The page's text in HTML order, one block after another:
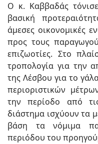
Ο κ. Καββαδάς
βασική
άμεσες οικονομικές
προς τους
επιζωοτίες. Στο
τροπολογία για την
της Λέσβου για το
περιοριστικών
την περίοδο από
διάστημα ισχύουν τα
βάση τα νόμιμα
περιόδου του